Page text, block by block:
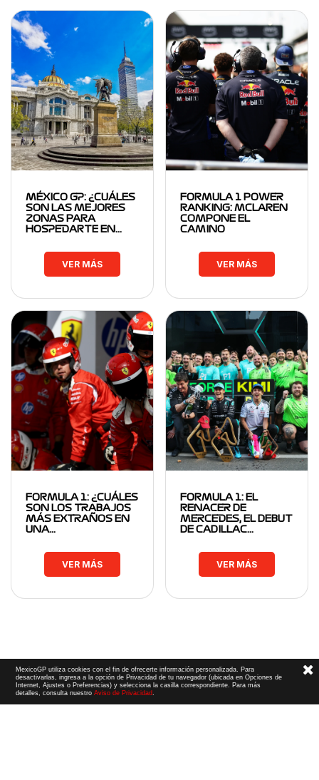
MÉXICO GP: ¿CUÁLES
SON LAS MEJORES
ZONAS PARA
HOSPEDARTE EN…
VER MÁS
FORMULA 1 POWER
RANKING: MCLAREN
COMPONE EL
CAMINO
VER MÁS
FORMULA 1: ¿CUÁLES
SON LOS TRABAJOS
MÁS EXTRAÑOS EN
UNA…
VER MÁS
FORMULA 1: EL
RENACER DE
MERCEDES, EL DEBUT
DE CADILLAC…
VER MÁS
MexicoGP utiliza cookies con el fin de ofrecerte información personalizada. Para
desactivarlas, ingresa a la opción de Privacidad de tu navegador (ubicada en Opciones de
Internet, Ajustes o Preferencias) y selecciona la casilla correspondiente. Para más
detalles, consulta nuestroAviso de Privacidad.